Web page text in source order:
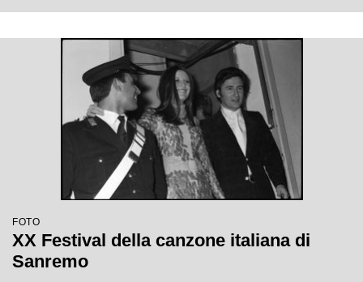
FOTO
XX Festival della canzone italiana di
Sanremo